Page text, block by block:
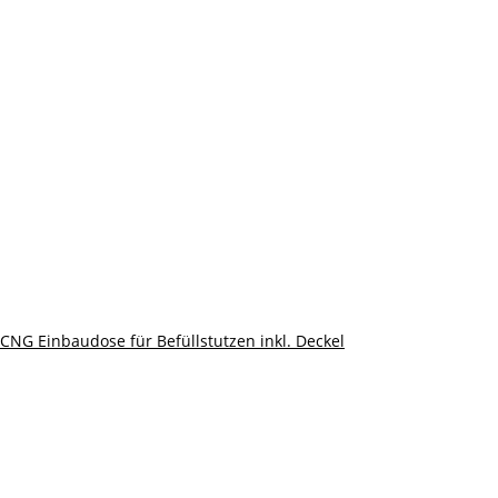
CNG Einbaudose für Befüllstutzen inkl. Deckel